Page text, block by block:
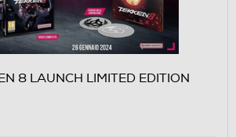
8 LAUNCH LIMITED EDITION